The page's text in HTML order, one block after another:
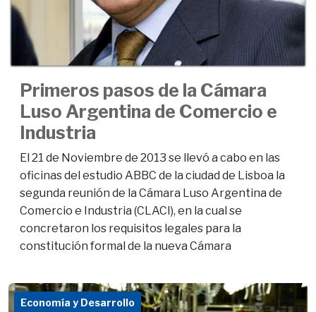
Primeros pasos de la Cámara
Luso Argentina de Comercio e
Industria
El 21 de Noviembre de 2013 se llevó a cabo en las
oficinas del estudio ABBC de la ciudad de Lisboa la
segunda reunión de la Cámara Luso Argentina de
Comercio e Industria (CLACI), en la cual se
concretaron los requisitos legales para la
constitución formal de la nueva Cámara
Economía y Desarrollo